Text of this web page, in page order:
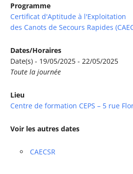
Programme
Certificat d'Aptitude à l'Exploitation
des Canots de Secours Rapides
Dates/Horaires
Date(s) - 19/05/2025 - 22/05/2025
Toute la journée
Lieu
Centre de formation CEPS – 5 rue
Voir les autres dates
CAECSR